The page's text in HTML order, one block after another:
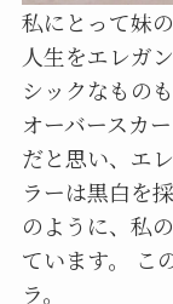
私にとって妹
人生をエレガ
シックなもの
オーバースカ
だと思い、エ
ラーは黒白を
のように、私
ています。 こ
ラ。